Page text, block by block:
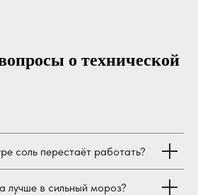
о технической
соль перестаёт работать?
лучше в сильный мороз?